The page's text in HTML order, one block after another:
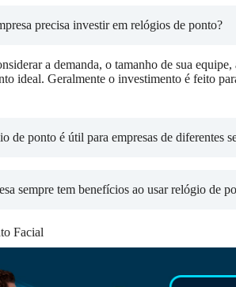
precisa investir em relógios de ponto?
a demanda, o tamanho de sua
ideal. Geralmente o investimento é feito
de ponto é útil para empresas de diferentes
sempre tem benefícios ao usar relógio de
Facial